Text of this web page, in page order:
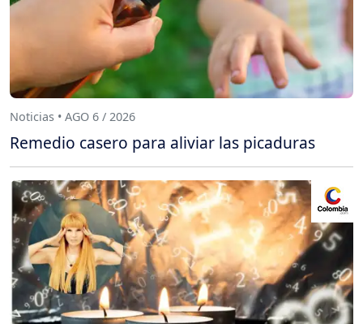
Noticias • AGO 6 / 2026
Remedio casero para aliviar las picaduras